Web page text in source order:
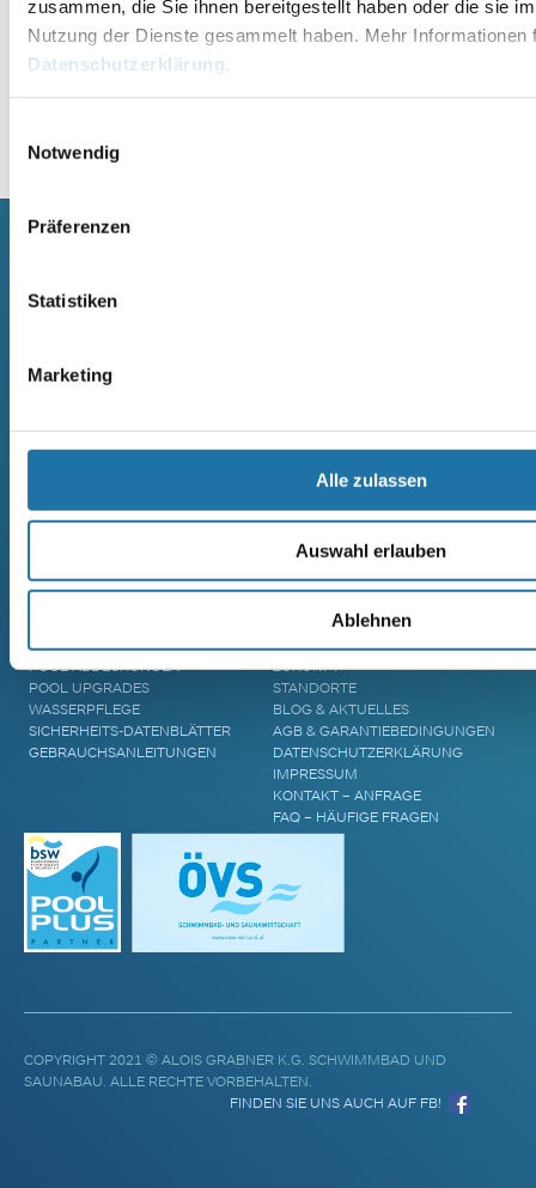
zusammen, die Sie ihnen bereitgestellt haben oder die sie
Nutzung der Dienste gesammelt haben. Mehr Informationen
Datenschutzerklärung
Notwendig
Präferenzen
Statistiken
Marketing
Alle zulassen
Auswahl erlauben
Ablehnen
REMO
RUND- UND OVALBECKEN RIVA
RUND- UND OVALBECKEN MIAMI
RECHTECK POOL OZEAN
GFK-POLYESTERPOOL
AREND SAARI
MASSIVHOLZSAUNA
AREND SAARI KOMFORT
AREND TALVA
MASSIVHOLZSAUNA
AREND TARU MASSIVHOLZSAUNA
ZUBEHÖR & INFORMATIONEN
POOL ÜBERDACHUNGEN
POOL ABDECKUNGEN
POOL UPGRADES
WASSERPFLEGE
SICHERHEITS-DATENBLÄTTER
GEBRAUCHSANLEITUNGEN
CRANPOOL – GESCHICHTE &
ZUKUNFT
STANDORTE
BLOG & AKTUELLES
AGB & GARANTIEBEDINGUNGEN
DATENSCHUTZERKLÄRUNG
IMPRESSUM
KONTAKT – ANFRAGE
FAQ – HÄUFIGE FRAGEN
COPYRIGHT 2021 © ALOIS GRABNER K.G. SCHWIMMBAD UND
SAUNABAU. ALLE RECHTE VORBEHALTEN.
FINDEN SIE UNS AUCH AUF FB!